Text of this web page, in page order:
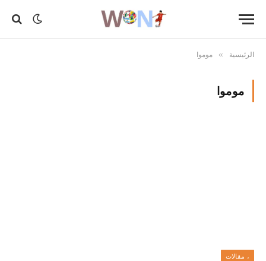
الرئيسية » موموا
موموا
، مقالات